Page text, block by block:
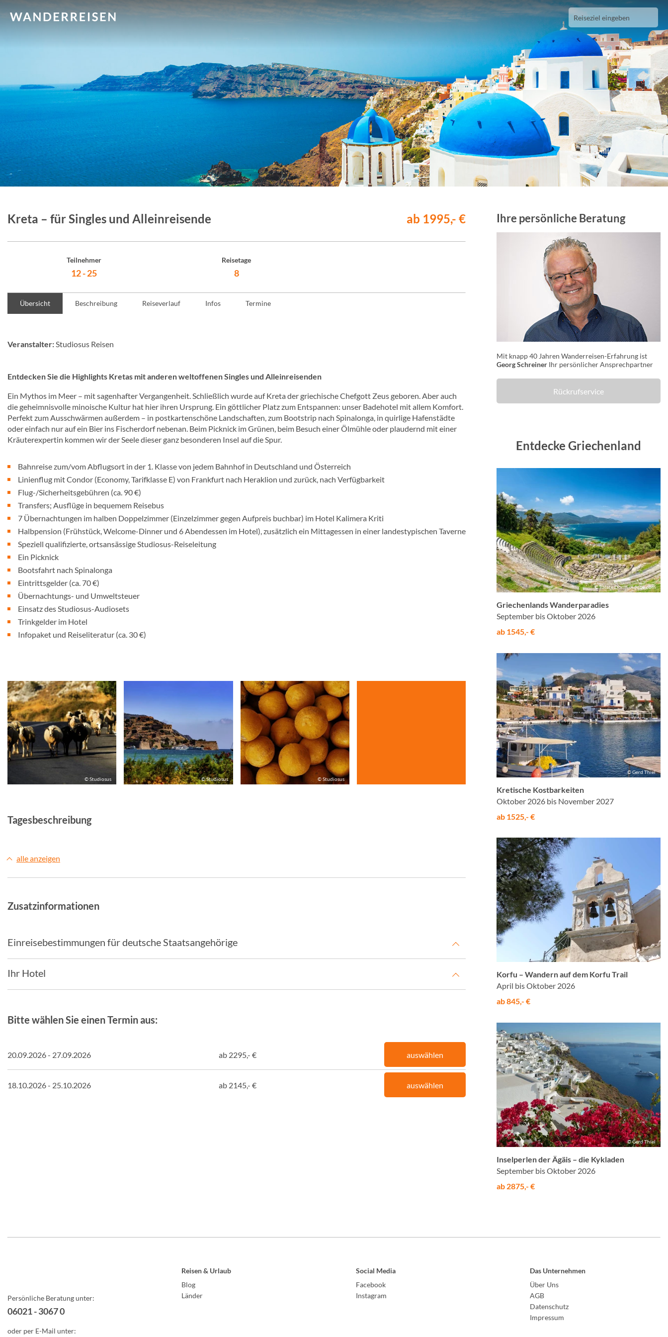
Kreta – für Singles und Alleinreisende ab 1995,- €
Teilnehmer
12 - 25
Reisetage
8
Übersicht Beschreibung Reiseverlauf Infos Termine
Veranstalter:Studiosus Reisen
Entdecken Sie die Highlights Kretas mit anderen weltoffenen Singles und Alleinreisenden
Ein Mythos im Meer – mit sagenhafter Vergangenheit. Schließlich wurde auf Kreta der griechische Chefgott Zeus geboren. Aber auch
die geheimnisvolle minoische Kultur hat hier ihren Ursprung. Ein göttlicher Platz zum Entspannen: unser Badehotel mit allem Komfort.
Perfekt zum Ausschwärmen außerdem – in postkartenschöne Landschaften, zum Bootstrip nach Spinalonga, in quirlige Hafenstädte
oder einfach nur auf ein Bier ins Fischerdorf nebenan. Beim Picknick im Grünen, beim Besuch einer Ölmühle oder plaudernd mit einer
Kräuterexpertin kommen wir der Seele dieser ganz besonderen Insel auf die Spur.
Bahnreise zum/vom Abflugsort in der 1. Klasse von jedem Bahnhof in Deutschland und Österreich
Linienflug mit Condor (Economy, Tarifklasse E) von Frankfurt nach Heraklion und zurück, nach Verfügbarkeit
Flug-/Sicherheitsgebühren (ca. 90 €)
Transfers; Ausflüge in bequemem Reisebus
7 Übernachtungen im halben Doppelzimmer (Einzelzimmer gegen Aufpreis buchbar) im Hotel Kalimera Kriti
Halbpension (Frühstück, Welcome-Dinner und 6 Abendessen im Hotel), zusätzlich ein Mittagessen in einer landestypischen Taverne
Speziell qualifizierte, ortsansässige Studiosus-Reiseleitung
Ein Picknick
Bootsfahrt nach Spinalonga
Eintrittsgelder (ca. 70 €)
Übernachtungs- und Umweltsteuer
Einsatz des Studiosus-Audiosets
Trinkgelder im Hotel
Infopaket und Reiseliteratur (ca. 30 €)
© Studiosus © Studiosus © Studiosus
Tagesbeschreibung
alle anzeigen
Zusatzinformationen
Einreisebestimmungen für deutsche Staatsangehörige
Ihr Hotel
Bitte wählen Sie einen Termin aus:
20.09.2026 - 27.09.2026 ab 2295,- € auswählen
18.10.2026 - 25.10.2026 ab 2145,- € auswählen
Ihre persönliche Beratung
Mit knapp 40 Jahren Wanderreisen-Erfahrung ist
Georg Schreiner Ihr persönlicher Ansprechpartner
Rückrufservice
Entdecke Griechenland
© Balate Dorin /Adobe.com
Griechenlands Wanderparadies
September bis Oktober 2026
ab 1545,- €
© Gerd Thiel
Kretische Kostbarkeiten
Oktober 2026 bis November 2027
ab 1525,- €
© Studiosus
Korfu – Wandern auf dem Korfu Trail
April bis Oktober 2026
ab 845,- €
© Gerd Thiel
Inselperlen der Ägäis – die Kykladen
September bis Oktober 2026
ab 2875,- €
Persönliche Beratung unter:
06021 - 3067 0
oder per E-Mail unter:
Reisen & Urlaub
Blog
Länder
Social Media
Facebook
Instagram
Das Unternehmen
Über Uns
AGB
Datenschutz
Impressum